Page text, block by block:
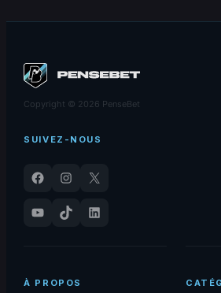
Copyright © 2026 PenseBet
SUIVEZ-NOUS
Facebook Instagram
X
YouTube
TikTok LinkedIn
À PROPOS